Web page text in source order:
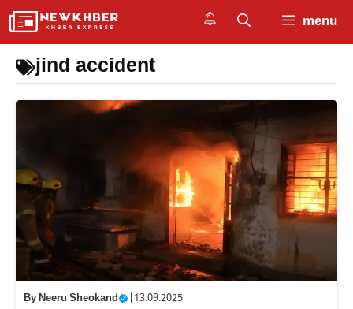
Skip
content
menu
jind accident
ByNeeru Sheokand 13.09.2025